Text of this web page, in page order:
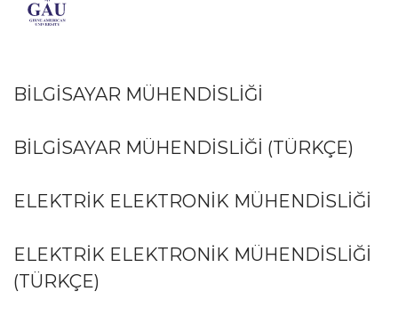
BİLGİSAYAR MÜHENDİSLİĞİ
BİLGİSAYAR MÜHENDİSLİĞİ (TÜRKÇE)
ELEKTRİK ELEKTRONİK MÜHENDİSLİĞİ
ELEKTRİK ELEKTRONİK MÜHENDİSLİĞİ
(TÜRKÇE)